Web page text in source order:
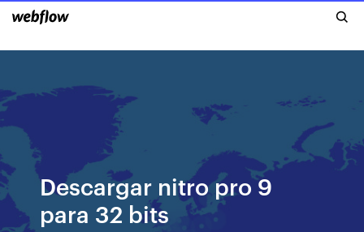
Descargar nitro pro 9
para 32 bits